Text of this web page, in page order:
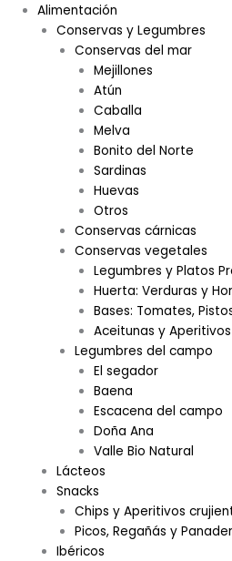
Alimentación
Conservas y Legumbres
Conservas del mar
Mejillones
Atún
Caballa
Melva
Bonito del Norte
Sardinas
Huevas
Otros
Conservas cárnicas
Conservas vegetales
Legumbres y Platos
Huerta: Verduras y
Bases: Tomates,
Aceitunas y
Legumbres del campo
El segador
Baena
Escacena del campo
Doña Ana
Valle Bio Natural
Lácteos
Snacks
Chips y Aperitivos
Picos, Regañás y
Ibéricos